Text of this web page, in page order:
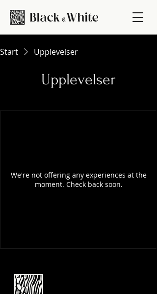
Start Upplevelser
Upplevelser
We're not offering any experiences at the
moment. Check back soon.